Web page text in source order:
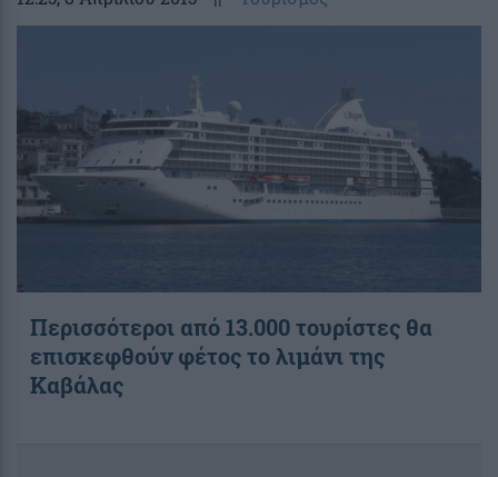
Περισσότεροι από 13.000 τουρίστες θα
επισκεφθούν φέτος το λιμάνι της
Καβάλας